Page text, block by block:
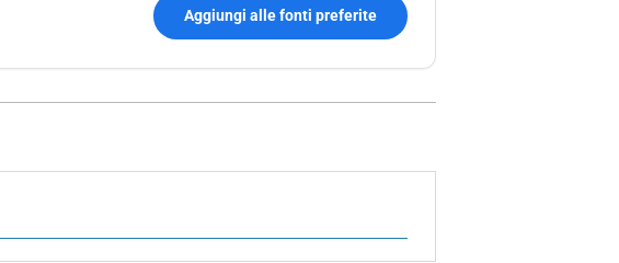
Aggiungi alle fonti preferite